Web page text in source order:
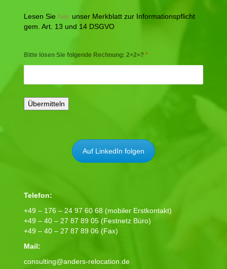
Lesen Sie hier unser Merkblatt zur Informationspflicht
gem. Art. 13 und 14 DSGVO
Bitte lösen Sie folgende Rechnung: 2+2=? *
Auf LinkedIn folgen
Telefon:
+49 – 176 – 24 97 60 68 (mobiler Erstkontakt)
+49 – 40 – 27 87 89 05 (Festnetz Büro)
+49 – 40 – 27 87 89 06 (Fax)
Mail:
consulting@anders-relocation.de